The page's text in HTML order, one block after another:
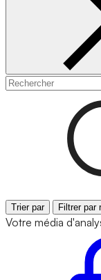
Trier par Filtrer par
Votre média